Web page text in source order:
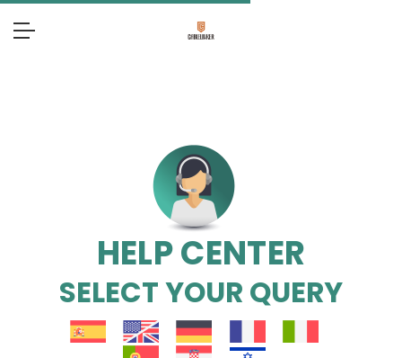
HELP CENTER
SELECT YOUR QUERY